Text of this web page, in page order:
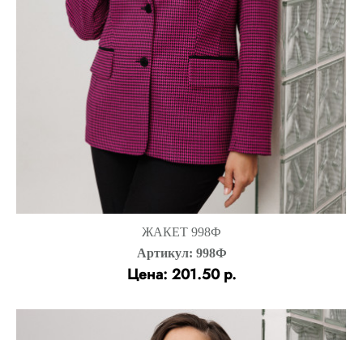
ЖАКЕТ 998Ф
Артикул: 998Ф
Цена: 201.50 р.